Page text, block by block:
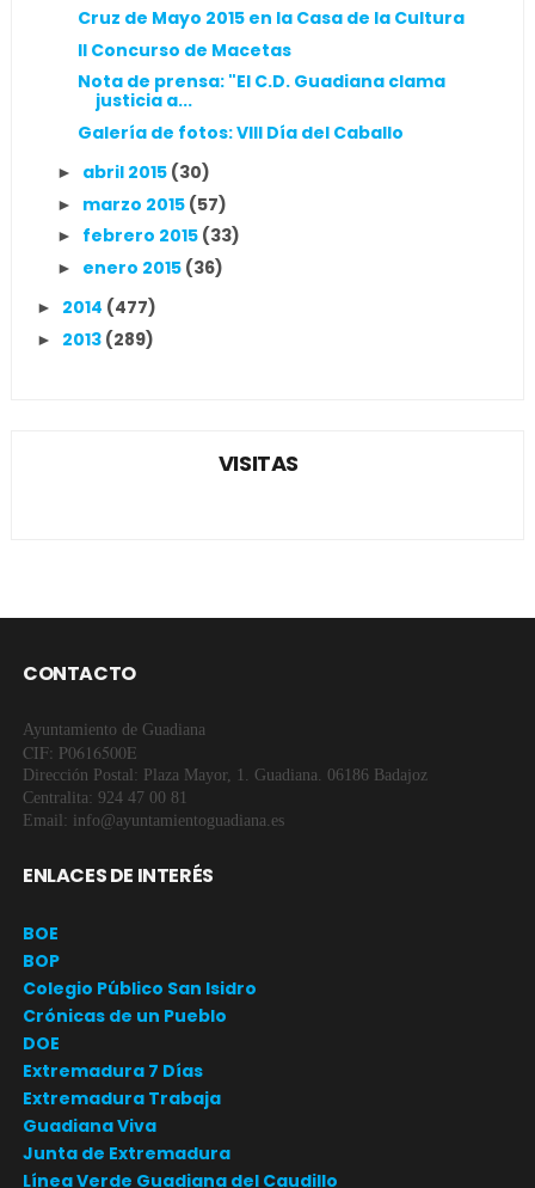
Cruz de Mayo 2015 en la Casa de la Cultura
II Concurso de Macetas
Nota de prensa: "El C.D. Guadiana clama
justicia a...
Galería de fotos: VIII Día del Caballo
► abril 2015 (30)
► marzo 2015 (57)
► febrero 2015 (33)
► enero 2015 (36)
► 2014 (477)
► 2013 (289)
VISITAS
CONTACTO
Ayuntamiento de Guadiana
CIF: P0616500E
Dirección Postal: Plaza Mayor, 1. Guadiana. 06186 Badajoz
Centralita: 924 47 00 81
Email: info@ayuntamientoguadiana.es
ENLACES DE INTERÉS
BOE
BOP
Colegio Público San Isidro
Crónicas de un Pueblo
DOE
Extremadura 7 Días
Extremadura Trabaja
Guadiana Viva
Junta de Extremadura
Línea Verde Guadiana del Caudillo